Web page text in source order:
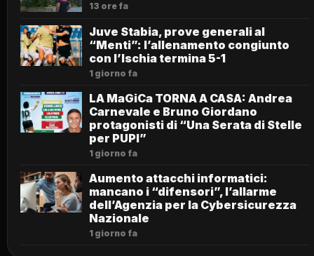
13 ore fa
Juve Stabia, prove generali al
“Menti”: l’allenamento congiunto
con l’Ischia termina 5-1
1 giorno fa
LA MaGiCa TORNA A CASA: Andrea
Carnevale e Bruno Giordano
protagonisti di “Una Serata di Stelle
per PUPI”
1 giorno fa
Aumento attacchi informatici:
mancano i “difensori”, l’allarme
dell’Agenzia per la Cybersicurezza
Nazionale
1 giorno fa